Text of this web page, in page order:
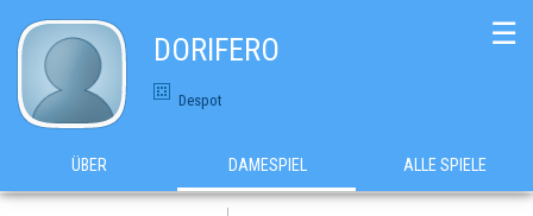
DORIFERO
Despot
☰
ÜBER DAMESPIEL ALLE SPIELE